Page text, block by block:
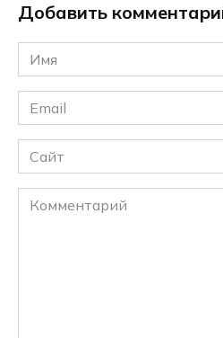
Добавить
Имя
*
Email
*
Сайт
Комментарий